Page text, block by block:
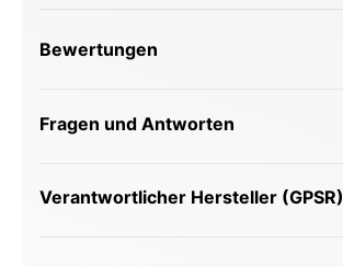
Bewertungen
Fragen und Antworten
Verantwortlicher Hersteller (GPSR)